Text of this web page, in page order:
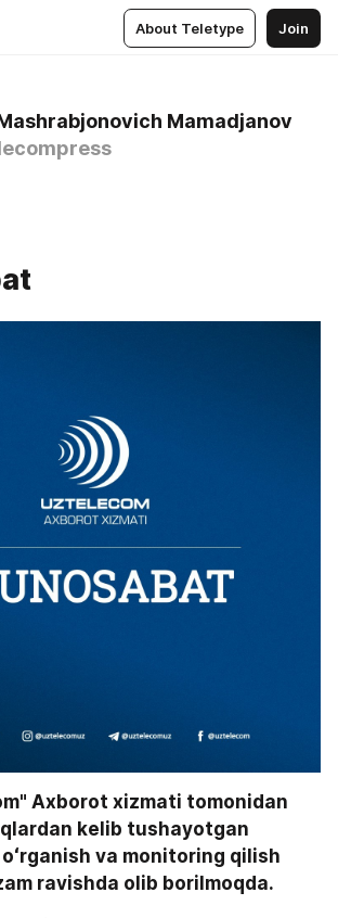
About Teletype Join
Mamadjanov
Axborot xizmati tomonidan
kelib tushayotgan
va monitoring qilish
ravishda olib borilmoqda.